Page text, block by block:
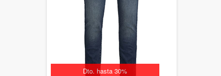
Dto. hasta 30%